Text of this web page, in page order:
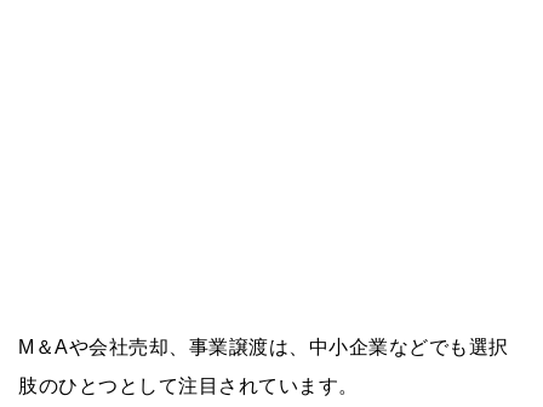
M＆Aや会社売却、事業譲渡は、中小企業などでも選択
肢のひとつとして注目されています。